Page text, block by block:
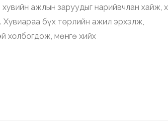
ажлын заруудыг нарийвчлан хайж,
Хувиараа бүх төрлийн ажил эрхэлж,
холбогдож, мөнгө хийх